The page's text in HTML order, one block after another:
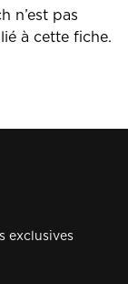
n’est pas
à cette fiche.
exclusives